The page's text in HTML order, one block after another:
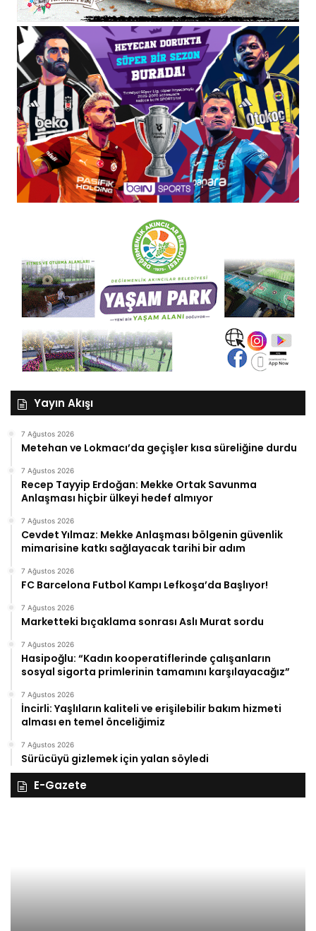
Yayın Akışı
7 Ağustos 2026
Metehan ve Lokmacı’da geçişler kısa süreliğine durdu
7 Ağustos 2026
Recep Tayyip Erdoğan: Mekke Ortak Savunma
Anlaşması hiçbir ülkeyi hedef almıyor
7 Ağustos 2026
Cevdet Yılmaz: Mekke Anlaşması bölgenin güvenlik
mimarisine katkı sağlayacak tarihi bir adım
7 Ağustos 2026
FC Barcelona Futbol Kampı Lefkoşa’da Başlıyor!
7 Ağustos 2026
Marketteki bıçaklama sonrası Aslı Murat sordu
7 Ağustos 2026
Hasipoğlu: “Kadın kooperatiflerinde çalışanların
sosyal sigorta primlerinin tamamını karşılayacağız”
7 Ağustos 2026
İncirli: Yaşlıların kaliteli ve erişilebilir bakım hizmeti
alması en temel önceliğimiz
7 Ağustos 2026
Sürücüyü gizlemek için yalan söyledi
E-Gazete